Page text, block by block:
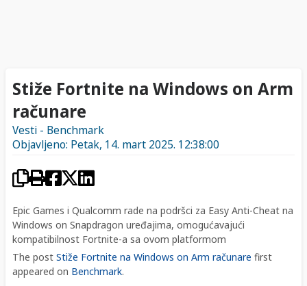
Stiže Fortnite na Windows on Arm
računare
Vesti - Benchmark
Objavljeno: Petak, 14. mart 2025. 12:38:00
Epic Games i Qualcomm rade na podršci za Easy Anti-Cheat na
Windows on Snapdragon uređajima, omogućavajući
kompatibilnost Fortnite-a sa ovom platformom
The post Stiže Fortnite na Windows on Arm računare first
appeared on Benchmark.